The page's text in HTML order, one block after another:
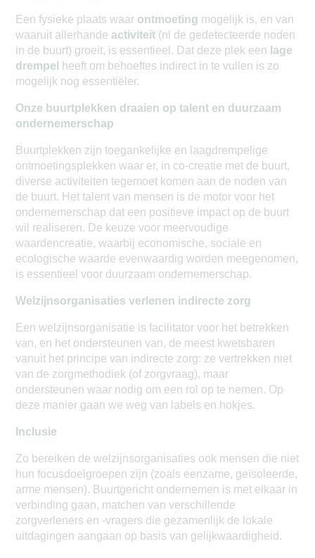
Een fysieke plaats waar ontmoeting mogelijk is, en van
waaruit allerhandeactiviteit (nl de gedetecteerde noden
in de buurt) groeit, is essentieel. Dat deze plek een lage
drempel
heeft om behoeftes indirect in te vullen is zo
mogelijk nog essentiëler.
Onze buurtplekken draaien op talent en duurzaam
ondernemerschap
Buurtplekken zijn toegankelijke en laagdrempelige
ontmoetingsplekken waar er, in co-creatie met de buurt,
diverse activiteiten tegemoet komen aan de noden van
de buurt. Het talent van mensen is de motor voor het
ondernemerschap dat een positieve impact op de buurt
wil realiseren. De keuze voor meervoudige
waardencreatie, waarbij economische, sociale en
ecologische waarde evenwaardig worden meegenomen,
is essentieel voor duurzaam ondernemerschap.
Welzijnsorganisaties verlenen indirecte zorg
Een welzijnsorganisatie is facilitator voor het betrekken
van, en het ondersteunen van, de meest kwetsbaren
vanuit het principe van indirecte zorg: ze vertrekken niet
van de zorgmethodiek (of zorgvraag), maar
ondersteunen waar nodig om een rol op te nemen. Op
deze manier gaan we weg van labels en hokjes.
Inclusie
Zo bereiken de welzijnsorganisaties ook mensen die niet
hun focusdoelgroepen zijn (zoals eenzame, geïsoleerde,
arme mensen). Buurtgericht ondernemen is met elkaar in
verbinding gaan, matchen van verschillende
zorgverleners en -vragers die gezamenlijk de lokale
uitdagingen aangaan op basis van gelijkwaardigheid.